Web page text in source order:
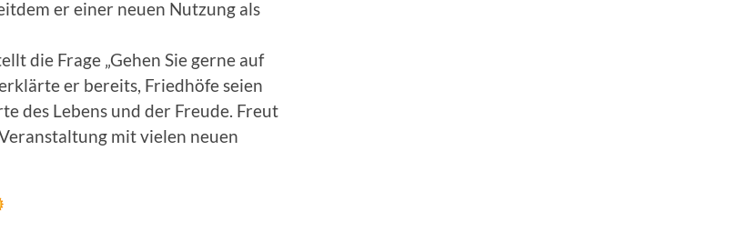
er einer neuen Nutzung als
die Frage „Gehen Sie gerne auf
er bereits, Friedhöfe seien
des Lebens und der Freude. Freut
mit vielen neuen